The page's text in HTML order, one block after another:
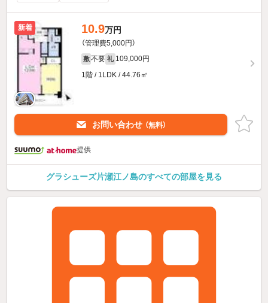
新着 10.9万円
（管理費5,000円）
敷 不要 礼 109,000円
1階 / 1LDK / 44.76㎡
お問い合わせ （無料）
提供
グラシューズ片瀬江ノ島のすべての部屋を見る